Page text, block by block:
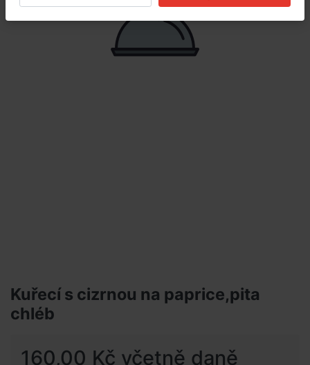
Kuřecí s cizrnou na paprice,pita
chléb
160,00 Kč včetně daně